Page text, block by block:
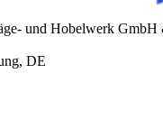
und Hobelwerk
DE